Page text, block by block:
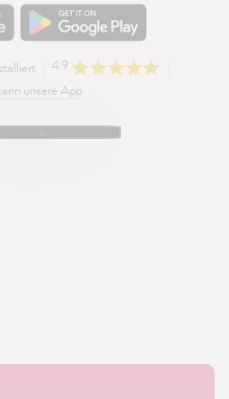
4.9
unsere App